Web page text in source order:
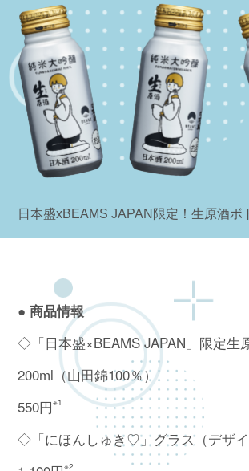
日本盛xBEAMS JAPAN限定！生原酒ボ
● 商品情報
◇「日本盛×BEAMS JAPAN」限定生
200ml（山田錦100％）
550円※1
◇「にほんしゅき♡」グラス（デザ
※2